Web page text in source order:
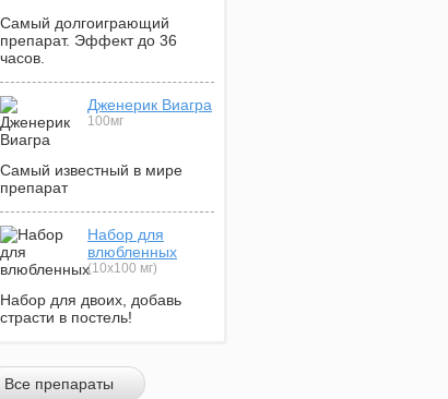
Самый долгоиграющий
препарат. Эффект до 36
часов.
Дженерик Виагра
100мг
Самый известный в мире
препарат
Набор для
влюбленных
(10х100 мг)
Набор для двоих, добавь
страсти в постель!
Все препараты